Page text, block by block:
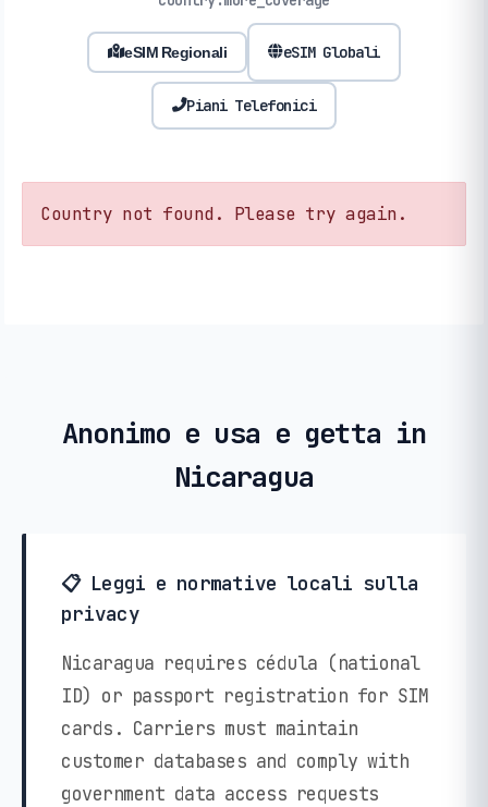
eSIM Regionali eSIM Globali
Piani Telefonici
Country not found. Please try again.
Anonimo e usa e getta in
Nicaragua
📋 Leggi e normative locali sulla
privacy
Nicaragua requires cédula (national
ID) or passport registration for SIM
cards. Carriers must maintain
customer databases and comply with
government data access requests